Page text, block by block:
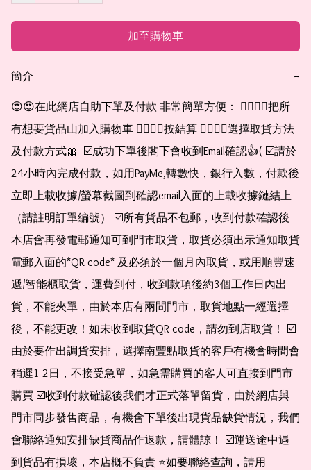
加至購物車
簡介 −
😍😍在此網店自助下單及付款 非常簡單方便： 👉🏻👉🏻把所
有想要貨品山加入購物車 👉🏻👉🏻按結算 👉🏻👉🏻選擇取貨方法
及付款方式🎀  ☑️成功下單後閣下會收到Email確認👍( ☑️請於
24小時內完成付款，如用PayMe,轉數快，銀行入數，付款後
立即上載收據/螢幕截圖到確認email入面的上載收據鏈結上
（請註明訂單編號） ☑️所有貨品不包郵，收到付款確認後
本店會再發電郵通知可到門市取貨，取貨必須出示通知取貨
電郵入面的*QR code* 及必須於一個月內取貨，或用順豐速
遞/智能櫃取貨，運費到付，收到款項後約3個工作日內出
貨，不能夾單，由於本店有兩間門市，取貨地點一經選擇
後，不能更改！如未收到取貨QR code，請勿到店取貨！ ☑️
由於要作出調貨安排，選擇南豐點取貨的客戶有機會時間會
稍遲1-2日，不接受急單，如急需購買的客人可直接到門市
購買 ☑️收到付款確認後我們才正式落單留貨，由於網店與
門市同步發售商品，有機會下單後出現貨品缺貨情況，我們
會聯絡通知安排缺貨商品作退款，請體諒！ ☑️運送途中遇
到貨品有損壞，本店概不負責 ⭐️如要聯絡查詢，請用